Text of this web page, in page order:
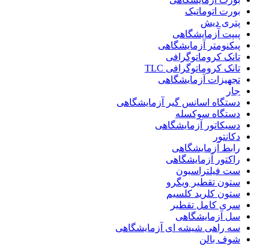
بورت اتوماتیک
پتری دیش
پیپت آزمایشگاهی
پیکنومتر آزمایشگاهی
تانک کروماتوگرافی
تانک کروماتوگرافی TLC
تجهیزات آزمایشگاهی
جار
دستگاه اسانس گیر آزمایشگاهی
دستگاه سوکسله
دسیکاتور آزمایشگاهی
دکانتور
رابط آزمایشگاهی
راکتور آزمایشگاهی
ست فیلتراسیون
ستون تقطیر ویگرو
ستون کلرید کلسیم
سری کامل تقطیر
سل آزمایشگاهی
سه راهی شیشه ای آزمایشگاهی
شوف بالن